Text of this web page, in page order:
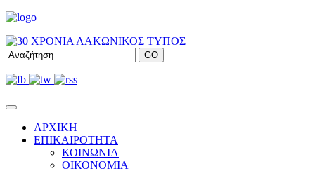
ΑΡΧΙΚΗ
ΕΠΙΚΑΙΡΟΤΗΤΑ
ΚΟΙΝΩΝΙΑ
ΟΙΚΟΝΟΜΙΑ